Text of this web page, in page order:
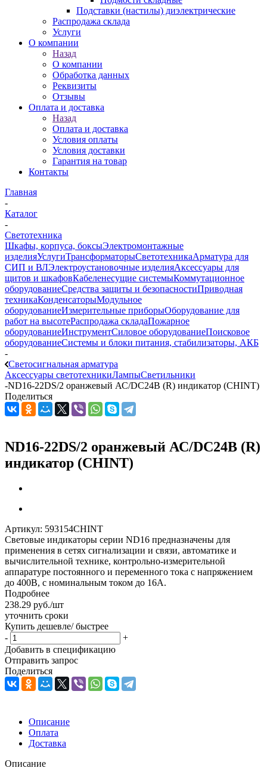
Подставки (настилы) диэлектрические
Распродажа склада
Услуги
О компании
Назад
О компании
Обработка данных
Реквизиты
Отзывы
Оплата и доставка
Назад
Оплата и доставка
Условия оплаты
Условия доставки
Гарантия на товар
Контакты
Главная
-
Каталог
-
Светотехника
Шкафы, корпуса, боксыЭлектромонтажные
изделияУслугиТрансформаторыСветотехникаАрматура для
СИП и ВЛЭлектроустановочные изделияАксессуары для
щитов и шкафовКабеленесущие системыКоммутационное
оборудованиеСредства защиты и безопасностиПриводная
техникаКонденсаторыМодульное
оборудованиеИзмерительные приборыОборудование для
работ на высотеРаспродажа складаПожарное
оборудованиеИнструментСиловое оборудованиеПоисковое
оборудованиеСистемы и блоки питания, стабилизаторы, АКБ
-
Светосигнальная арматура
Аксессуары светотехникиЛампыСветильники
-ND16-22DS/2 оранжевый АС/DC24В (R) индикатор (CHINT)
Поделиться
ND16-22DS/2 оранжевый АС/DC24В (R)
индикатор (CHINT)
Артикул: 593154CHINT
Световые индикаторы серии ND16 предназначены для
применения в сетях сигнализации и связи, автоматике и
вычислительной технике, контрольно-измерительной
аппаратуре постоянного и переменного тока с напряжением
до 400В, с номинальным током до 16А.
Подробнее
238.29 руб./шт
уточнить сроки
Купить дешевле/ быстрее
-
+
Добавить в спецификацию
Отправить запрос
Поделиться
Описание
Оплата
Доставка
Описание